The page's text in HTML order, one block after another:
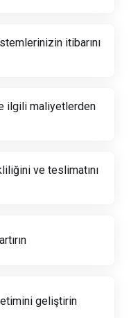
itibarını
ilgili maliyetlerden
ve teslimatını
geliştirin